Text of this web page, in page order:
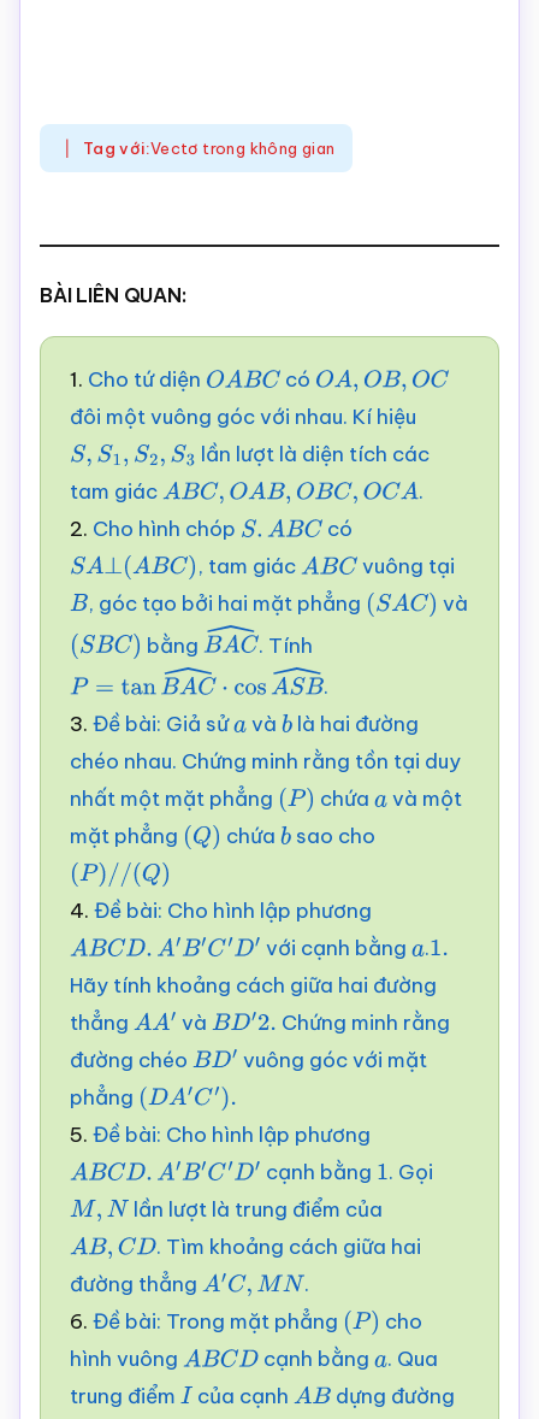
Tag với:Vectơ trong không gian
BÀI LIÊN QUAN:
1. Cho tứ diện OABC có OA,OB,OC
đôi một vuông góc với nhau. Kí hiệu
S,S1,S2,S3
lần lượt là diện tích các
tam giácABC,O AB,OB C,OCA
.
2. Cho hình chóp S.ABC
có
SA⊥(ABC) , tam giác ABC vuông tại
B , góc tạo bởi hai mặt phẳng (SAC) và
(SBC) bằng BAC^. Tính
P=tanBAC^⋅cos ASB ^
.
3. Đề bài: Giả sửavà blà hai đường
chéo nhau. Chứng minh rằng tồn tại duy
nhất một mặt phẳng (P) chứaavà một
mặt phẳng (Q) chứa bsao cho
(P)//(Q)
4. Đề bài: Cho hình lập phương
ABCD.A′ B′C′D′ với cạnh bằnga.1.
Hãy tính khoảng cách giữa hai đường
thẳng AA′ vàBD′ 2. Chứng minh rằng
đường chéo BD′
vuông góc với mặt
phẳng (DA′C′).
5. Đề bài: Cho hình lập phương
ABCD.A′ B′C′D′ cạnh bằng 1. Gọi
M,N
lần lượt là trung điểm của
AB,CD
. Tìm khoảng cách giữa hai
đường thẳng A′C,MN
.
6. Đề bài: Trong mặt phẳng (P) cho
hình vuông ABCD cạnh bằnga. Qua
trung điểm I của cạnhAB dựng đường